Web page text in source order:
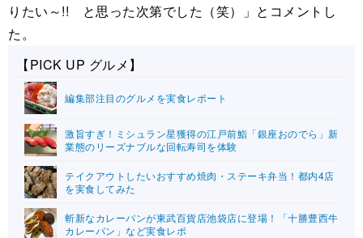
りたい～!! と思った次第でした（笑）」とコメントし
た。
【PICK UP グルメ】
編集部注目のグルメを実食レポート
激旨すぎ！ミシュラン星獲得の江戸前鮨「銀座おのでら」新
業態のリーズナブルな回転寿司を体験
テイクアウトしたいおすすめ焼肉・ステーキ弁当！都内4店
を実食してみた
斬新なカレーパンが東武百貨店池袋店に登場！「十勝豊西牛
カレーパン」など実食レポ